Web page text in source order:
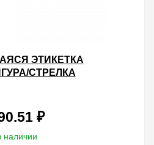
ЭТИКЕТКА
СТРЕЛКА
₽
наличии